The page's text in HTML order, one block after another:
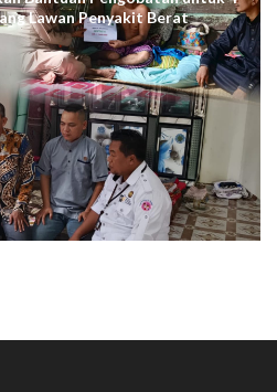
Lawan Penyakit Berat